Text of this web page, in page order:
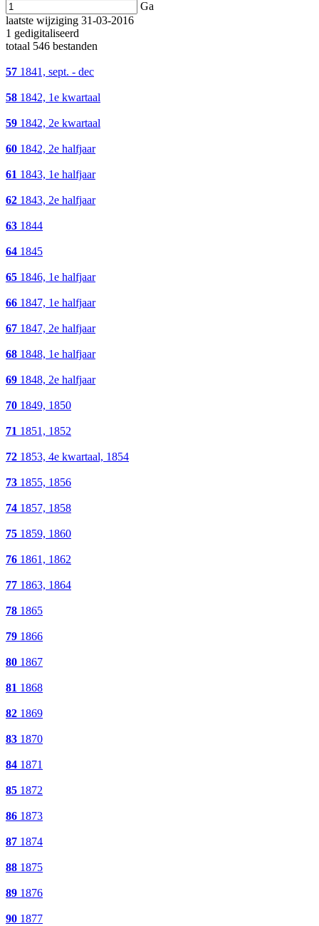
Ga
laatste wijziging 31-03-2016
1 gedigitaliseerd
totaal 546 bestanden
57 1841, sept. - dec
58 1842, 1e kwartaal
59 1842, 2e kwartaal
60 1842, 2e halfjaar
61 1843, 1e halfjaar
62 1843, 2e halfjaar
63 1844
64 1845
65 1846, 1e halfjaar
66 1847, 1e halfjaar
67 1847, 2e halfjaar
68 1848, 1e halfjaar
69 1848, 2e halfjaar
70 1849, 1850
71 1851, 1852
72 1853, 4e kwartaal, 1854
73 1855, 1856
74 1857, 1858
75 1859, 1860
76 1861, 1862
77 1863, 1864
78 1865
79 1866
80 1867
81 1868
82 1869
83 1870
84 1871
85 1872
86 1873
87 1874
88 1875
89 1876
90 1877